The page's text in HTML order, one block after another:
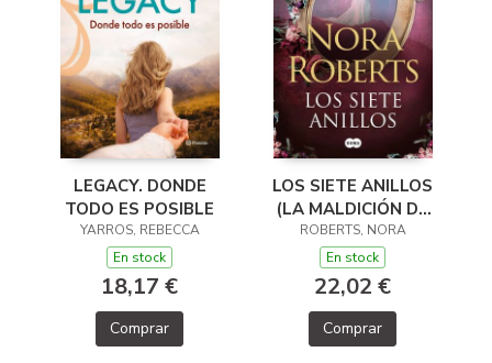
LEGACY. DONDE
TODO ES POSIBLE
YARROS, REBECCA
En stock
18,17 €
Comprar
LOS SIETE ANILLOS
(LA MALDICIÓN DE
LAS SIETE NOVIAS
3)
ROBERTS, NORA
En stock
22,02 €
Comprar